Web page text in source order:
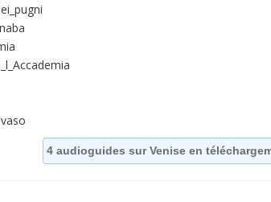
4 audioguides sur Venise en